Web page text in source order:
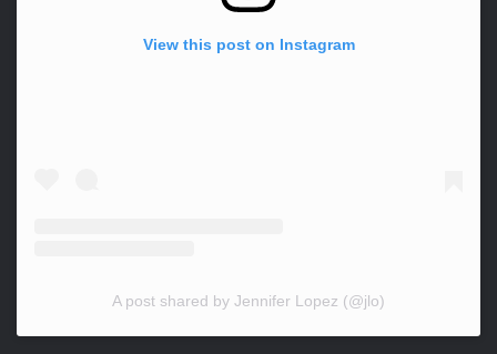
View this post on Instagram
A post shared by Jennifer Lopez (@jlo)